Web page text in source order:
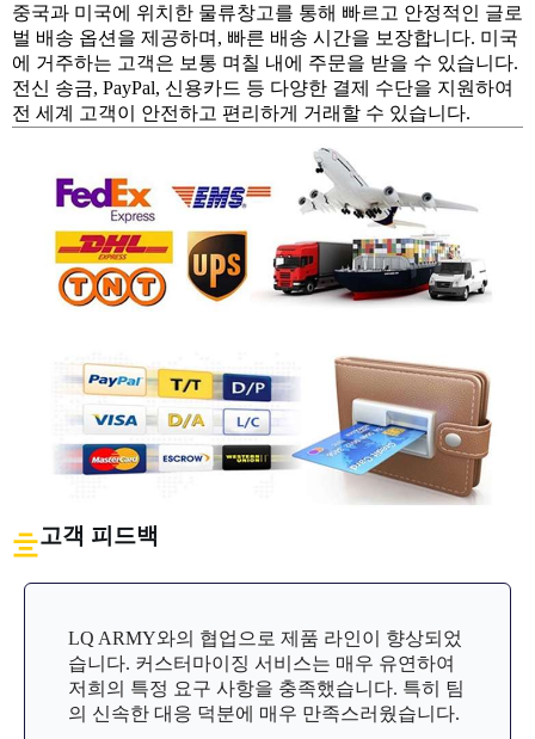
중국과 미국에 위치한 물류창고를 통해 빠르고 안정적인 글로
벌 배송 옵션을 제공하며, 빠른 배송 시간을 보장합니다. 미국
에 거주하는 고객은 보통 며칠 내에 주문을 받을 수 있습니다.
전신 송금, PayPal, 신용카드 등 다양한 결제 수단을 지원하여
전 세계 고객이 안전하고 편리하게 거래할 수 있습니다.
고객 피드백
LQ ARMY와의 협업으로 제품 라인이 향상되었
습니다. 커스터마이징 서비스는 매우 유연하여
저희의 특정 요구 사항을 충족했습니다. 특히 팀
의 신속한 대응 덕분에 매우 만족스러웠습니다.